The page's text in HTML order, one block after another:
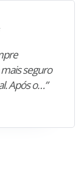
seguro
Após o…”